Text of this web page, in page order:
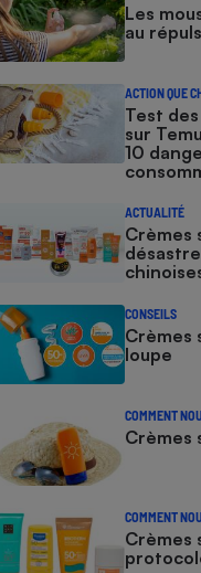
Les
au
ACTION QUE
Test
sur
10
ACTUALITÉ
Crèmes
CONSEILS
Crèmes
loupe
COMMENT
Crèmes
COMMENT
Crèmes